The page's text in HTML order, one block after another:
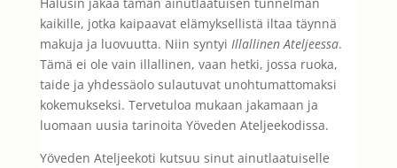
kaikille, jotka kaipaavat elämyksellistä iltaa täynnä
makuja ja luovuutta. Niin syntyi Illallinen Ateljeessa.
Tämä ei ole vain illallinen, vaan hetki, jossa ruoka,
taide ja yhdessäolo sulautuvat unohtumattomaksi
kokemukseksi. Tervetuloa mukaan jakamaan ja
luomaan uusia tarinoita Yöveden Ateljeekodissa.
Yöveden Ateljeekoti kutsuu sinut ainutlaatuiselle